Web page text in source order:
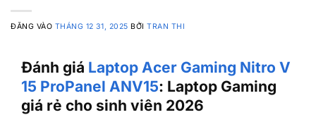
ĐĂNG VÀO THÁNG 12 31, 2025 BỞITRAN THI
Đánh giá Laptop Acer Gaming Nitro V
15 ProPanel ANV15: Laptop Gaming
giá rẻ cho sinh viên 2026